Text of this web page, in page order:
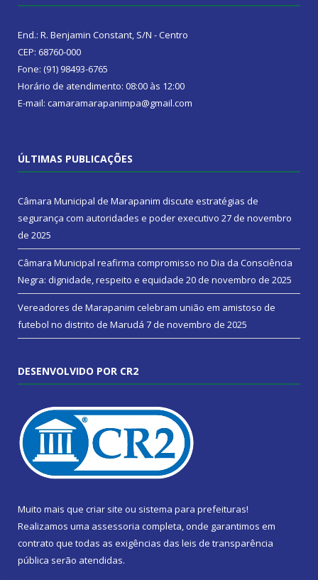
End.: R. Benjamin Constant, S/N - Centro
CEP: 68760-000
Fone: (91) 98493-6765
Horário de atendimento: 08:00 às 12:00
E-mail: camaramarapanimpa@gmail.com
ÚLTIMAS PUBLICAÇÕES
Câmara Municipal de Marapanim discute estratégias de
segurança com autoridades e poder executivo 27 de novembro
de 2025
Câmara Municipal reafirma compromisso no Dia da Consciência
Negra: dignidade, respeito e equidade 20 de novembro de 2025
Vereadores de Marapanim celebram união em amistoso de
futebol no distrito de Marudá 7 de novembro de 2025
DESENVOLVIDO POR CR2
Muito mais que criar site ou sistema para prefeituras!
Realizamos uma assessoria completa, onde garantimos em
contrato que todas as exigências das leis de transparência
pública serão atendidas.